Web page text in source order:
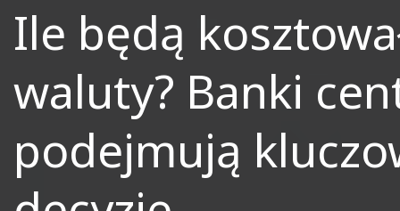
Ile będą
waluty? Banki
podejmują